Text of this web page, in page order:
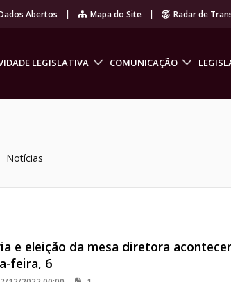
Abertos | Mapa do Site | Radar de
LEGISLATIVA COMUNICAÇÃO
Notícias
e eleição da mesa diretora
feira, 6